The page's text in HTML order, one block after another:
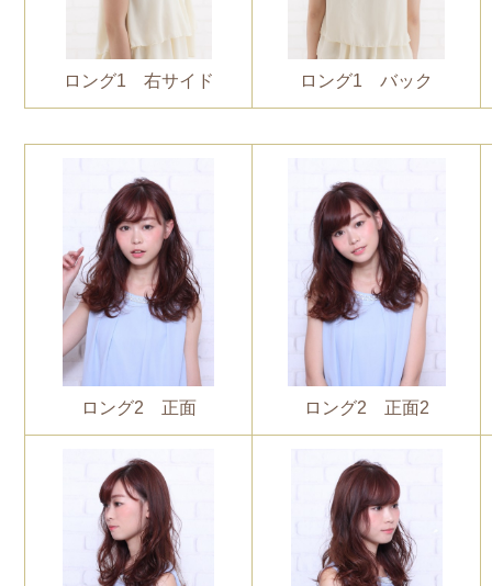
ロング1 右サイド ロング1 バック
ロング2 正面 ロング2 正面2